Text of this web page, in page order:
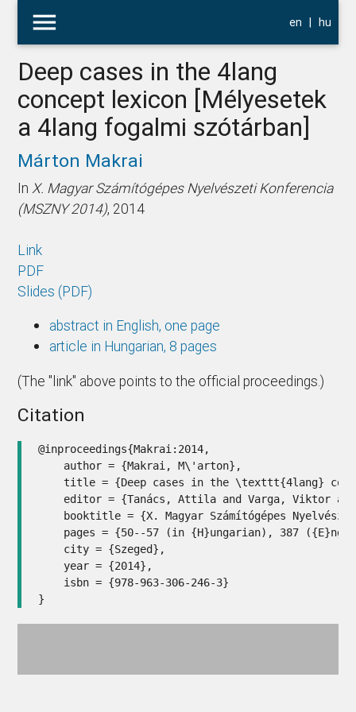
menu en | hu
Deep cases in the 4lang
concept lexicon [Mélyesetek
a 4lang fogalmi szótárban]
Márton Makrai
InX. Magyar Számítógépes Nyelvészeti Konferencia
(MSZNY 2014), 2014
Link
PDF
Slides (PDF)
abstract in English, one page
article in Hungarian, 8 pages
(The "link" above points to the official proceedings.)
Citation
@inproceedings{Makrai:2014,
    author = {Makrai, M\'arton},
title = {Deep cases in the \texttt{4lang}
editor = {Tanács, Attila and Varga, Viktor
booktitle = {X. Magyar Számítógépes
pages = {50--57 (in {H}ungarian), 387
    city = {Szeged},
    year = {2014},
    isbn = {978-963-306-246-3}
}